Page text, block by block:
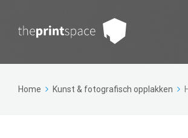
Home Kunst & fotografisch opplakken